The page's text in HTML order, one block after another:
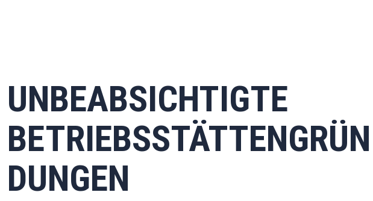
UNBEABSICHTIGTE
BETRIEBSSTÄTTENGRÜN
DUNGEN